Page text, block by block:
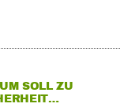
SOLL ZU